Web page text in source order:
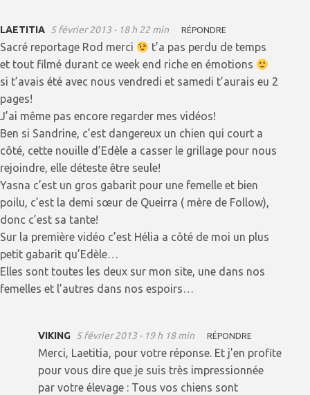
LAETITIA 5 février 2013 - 18 h 22 min RÉPONDRE
Sacré reportage Rod merci
t’a pas perdu de temps
et tout filmé durant ce week end riche en émotions
si t’avais été avec nous vendredi et samedi t’aurais eu 2
pages!
J’ai même pas encore regarder mes vidéos!
Ben si Sandrine, c’est dangereux un chien qui court a
côté, cette nouille d’Edèle a casser le grillage pour nous
rejoindre, elle déteste être seule!
Yasna c’est un gros gabarit pour une femelle et bien
poilu, c’est la demi sœur de Queirra ( mère de Follow),
donc c’est sa tante!
Sur la première vidéo c’est Hélia a côté de moi un plus
petit gabarit qu’Edèle…
Elles sont toutes les deux sur mon site, une dans nos
femelles et l’autres dans nos espoirs…
VIKING 5 février 2013 - 19 h 18 min RÉPONDRE
Merci, Laetitia, pour votre réponse. Et j’en profite
pour vous dire que je suis très impressionnée
par votre élevage : Tous vos chiens sont